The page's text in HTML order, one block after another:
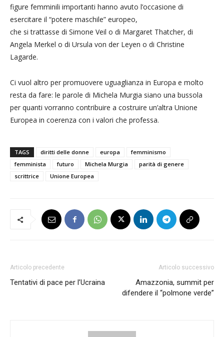
figure femminili importanti hanno avuto l’occasione di
esercitare il “potere maschile” europeo,
che si trattasse di Simone Veil o di Margaret Thatcher, di
Angela Merkel o di Ursula von der Leyen o di Christine
Lagarde.
Ci vuol altro per promuovere uguaglianza in Europa e molto
resta da fare: le parole di Michela Murgia siano una bussola
per quanti vorranno contribuire a costruire un’altra Unione
Europea in coerenza con i valori che professa.
TAGS diritti delle donne europa
femminismo
femminista
futuro Michela Murgia
parità di genere
scrittrice
Unione Europea
Articolo precedente
Tentativi di pace per l’Ucraina
Articolo successivo
Amazzonia, summit per
difendere il “polmone verde”